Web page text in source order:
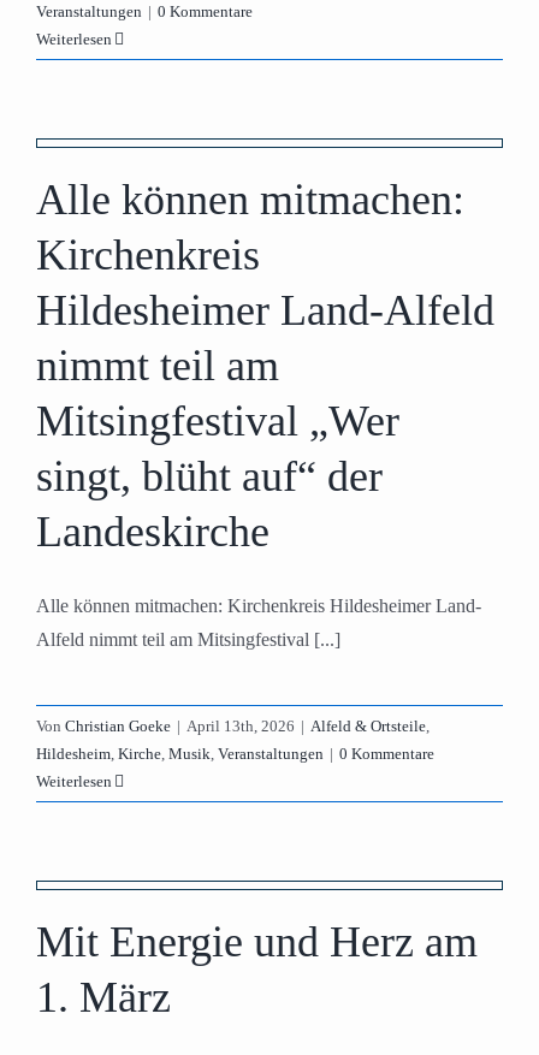
Veranstaltungen | 0 Kommentare
Weiterlesen
Alle können mitmachen:
Kirchenkreis
Hildesheimer Land-Alfeld
nimmt teil am
Mitsingfestival „Wer
singt, blüht auf“ der
Landeskirche
Alle können mitmachen: Kirchenkreis Hildesheimer Land-
Alfeld nimmt teil am Mitsingfestival [...]
Von Christian Goeke | April 13th, 2026 | Alfeld & Ortsteile
Hildesheim Kirche Musik Veranstaltungen | 0 Kommentare
Weiterlesen
Mit Energie und Herz am
1. März